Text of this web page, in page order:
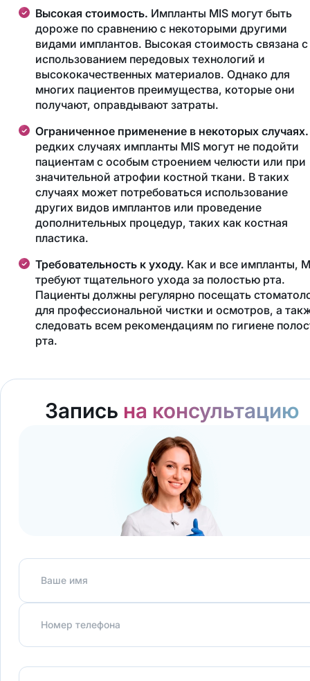
Высокая стоимость. Импланты MIS могут быть
дороже по сравнению с некоторыми другими
видами имплантов. Высокая стоимость связана с
использованием передовых технологий и
высококачественных материалов. Однако для
многих пациентов преимущества, которые они
получают, оправдывают затраты.
Ограниченное применение в некоторых случаях.
редких случаях импланты MIS могут не подойти
пациентам с особым строением челюсти или при
значительной атрофии костной ткани. В таких
случаях может потребоваться использование
других видов имплантов или проведение
дополнительных процедур, таких как костная
пластика.
Требовательность к уходу. Как и все импланты,
требуют тщательного ухода за полостью рта.
Пациенты должны регулярно посещать
для профессиональной чистки и осмотров, а
следовать всем рекомендациям по гигиене
рта.
Запись на консультацию
Ваше имя
Номер телефона